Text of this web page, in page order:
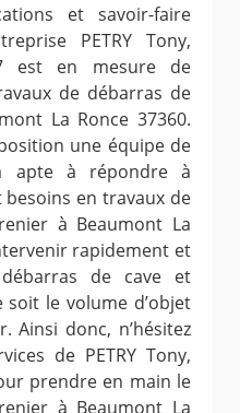
et savoir-faire
PETRY Tony,
est en mesure de
de débarras de
La Ronce 37360.
une équipe de
apte à répondre à
en travaux de
à Beaumont La
rapidement et
de cave et
le volume d’objet
Ainsi donc, n’hésitez
de PETRY Tony,
prendre en main le
à Beaumont La